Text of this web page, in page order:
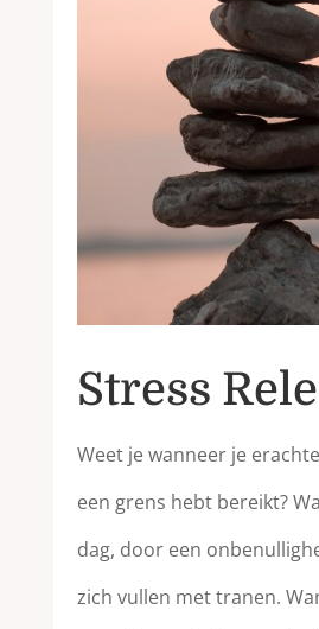
Stress
Weet je wanneer je
een grens hebt bereikt?
dag, door een
zich vullen met tranen.